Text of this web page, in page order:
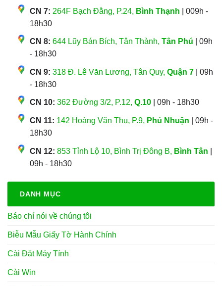
CN 7: 264F Bạch Đằng, P.24, Bình Thạnh | 009h -
18h30
CN 8: 644 Lũy Bán Bích, Tân Thành, Tân Phú | 09h
- 18h30
CN 9: 318 Đ. Lê Văn Lương, Tân Quy, Quận 7 | 09h
- 18h30
CN 10: 362 Đường 3/2, P.12, Q.10 | 09h - 18h30
CN 11: 142 Hoàng Văn Thụ, P.9, Phú Nhuận | 09h -
18h30
CN 12: 853 Tỉnh Lộ 10, Bình Trị Đông B, Bình Tân
09h - 18h30
DANH MỤC
Báo chí nói về chúng tôi
Biễu Mẫu Giấy Tờ Hành Chính
Cài Đặt Máy Tính
Cài Win